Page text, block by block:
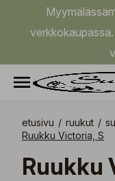
etusivu / ruukut /
Ruukku Victoria, S